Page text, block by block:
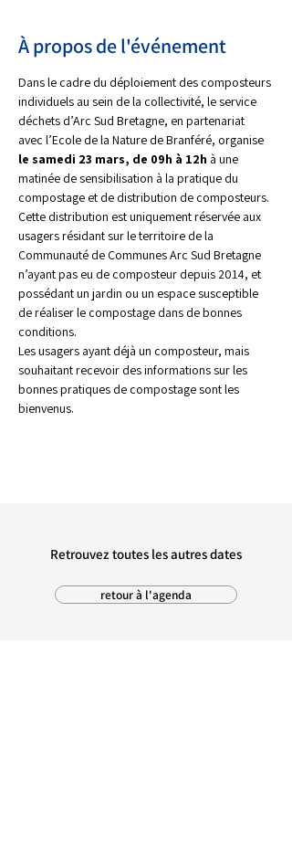
À propos de l'événement
Dans le cadre du déploiement des composteurs
individuels au sein de la collectivité, le service
déchets d’Arc Sud Bretagne, en partenariat
avec l’Ecole de la Nature de Branféré, organise
le samedi 23 mars, de 09h à 12h à une
matinée de sensibilisation à la pratique du
compostage et de distribution de composteurs.
Cette distribution est uniquement réservée aux
usagers résidant sur le territoire de la
Communauté de Communes Arc Sud Bretagne
n’ayant pas eu de composteur depuis 2014, et
possédant un jardin ou un espace susceptible
de réaliser le compostage dans de bonnes
conditions.
Les usagers ayant déjà un composteur, mais
souhaitant recevoir des informations sur les
bonnes pratiques de compostage sont les
bienvenus.
Retrouvez toutes les autres dates
retour à l'agenda